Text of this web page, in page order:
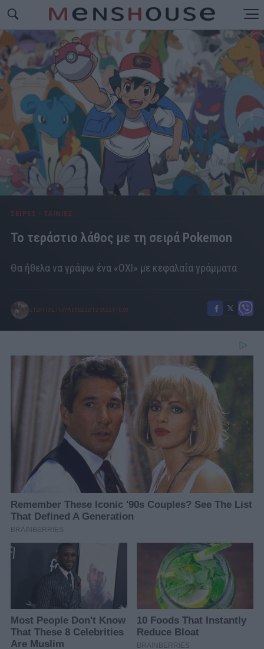
ΣΕΙΡΕΣ - ΤΑΙΝΙΕΣ
To τεράστιο λάθος με τη σειρά Pokemon
Θα ήθελα να γράψω ένα «ΟΧΙ» με κεφαλαία γράμματα
ΣΤΕΡΓΙΟΣ ΠΟΥΛΕΡΕΣ 20/12/2022 10:03